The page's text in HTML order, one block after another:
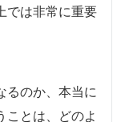
では非常に重要
るのか、本当に
ことは、どのよ